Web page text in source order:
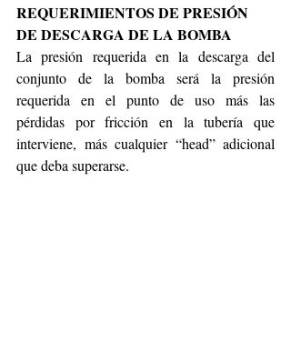
REQUERIMIENTOS DE PRESIÓN
DE DESCARGA DE LA BOMBA
La presión requerida en la descarga del
conjunto de la bomba será la presión
requerida en el punto de uso más las
pérdidas por fricción en la tubería que
interviene, más cualquier “head” adicional
que deba superarse.